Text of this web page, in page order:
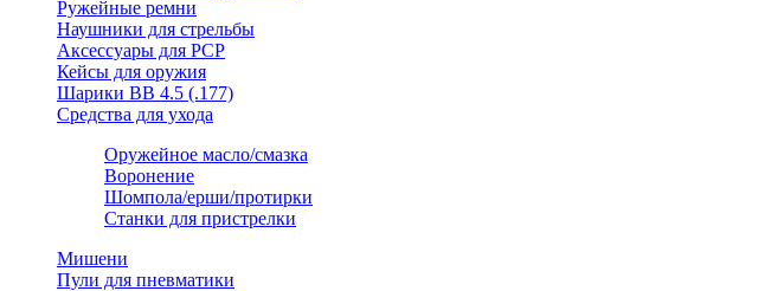
Ружейные ремни
Наушники для стрельбы
Аксессуары для PCP
Кейсы для оружия
Шарики ВВ 4.5 (.177)
Средства для ухода
Оружейное масло/смазка
Воронение
Шомпола/ерши/протирки
Станки для пристрелки
Мишени
Пули для пневматики